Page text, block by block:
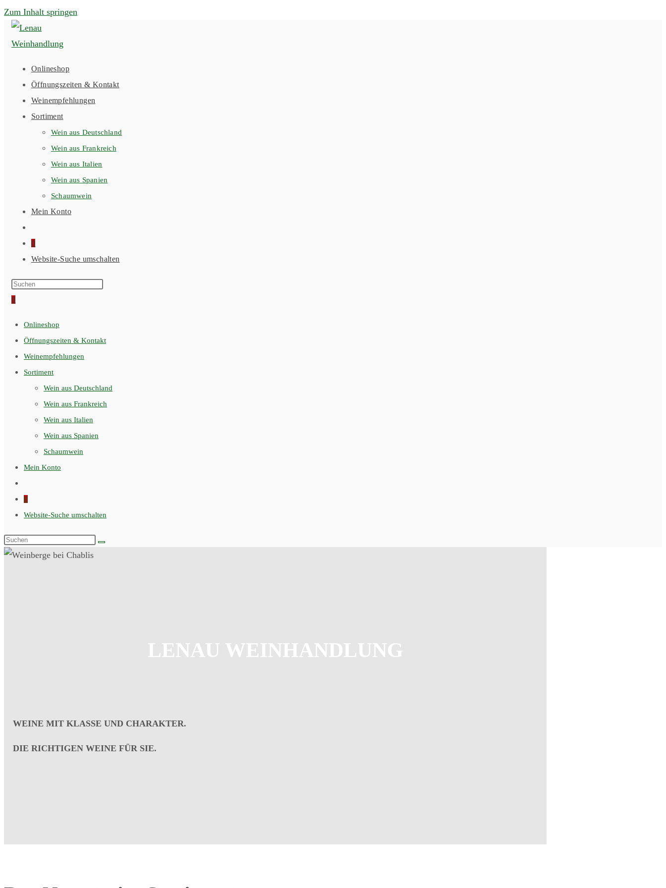
Zum Inhalt springen
Onlineshop
Öffnungszeiten & Kontakt
Weinempfehlungen
Sortiment
Wein aus Deutschland
Wein aus Frankreich
Wein aus Italien
Wein aus Spanien
Schaumwein
Mein Konto
0
Website-Suche umschalten
0
Onlineshop
Öffnungszeiten & Kontakt
Weinempfehlungen
Sortiment
Wein aus Deutschland
Wein aus Frankreich
Wein aus Italien
Wein aus Spanien
Schaumwein
Mein Konto
0
Website-Suche umschalten
LENAU WEINHANDLUNG
WEINE MIT KLASSE UND CHARAKTER.
DIE RICHTIGEN WEINE FÜR SIE.